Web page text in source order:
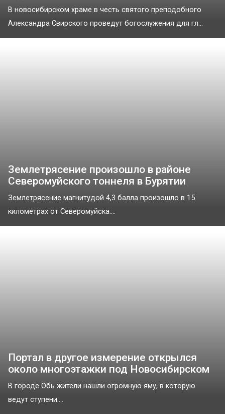
В новосибирском храме в честь святого преподобного
Александра Свирского проведут богослужения для гл...
Землетрясение произошло в районе
Северомуйского тоннеля в Бурятии
Землетрясение магнитудой 4,3 балла произошло в 15
километрах от Северомуйска....
Портал в другое измерение открылся
около многоэтажки под Новосибирском
В городе Обь жители нашли огромную яму, в которую
ведут ступени....